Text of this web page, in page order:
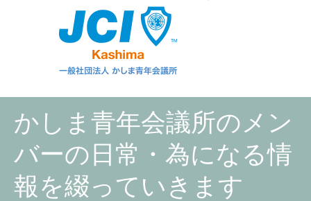
かしま青年会議所のメン
バーの日常・為になる情
報を綴っていきます